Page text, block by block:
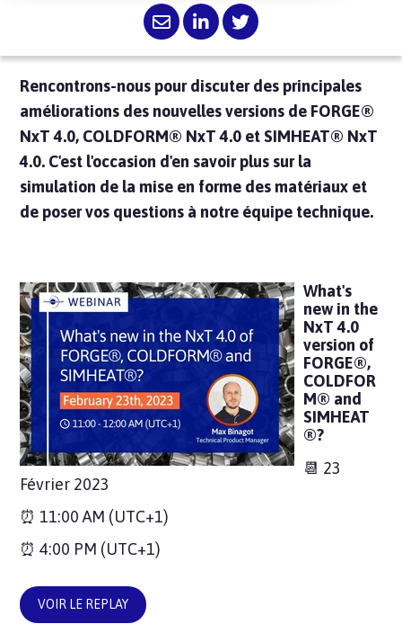
Rencontrons-nous pour discuter des principales
améliorations des nouvelles versions de FORGE®
NxT 4.0, COLDFORM® NxT 4.0 et SIMHEAT® NxT
4.0. C'est l'occasion d'en savoir plus sur la
simulation de la mise en forme des matériaux et
de poser vos questions à notre équipe technique.
What's
new in the
NxT 4.0
version of
FORGE®,
COLDFOR
M® and
SIMHEAT
®?
📆 23
Février 2023
⏰ 11:00 AM (UTC+1)
⏰ 4:00 PM (UTC+1)
VOIR LE REPLAY